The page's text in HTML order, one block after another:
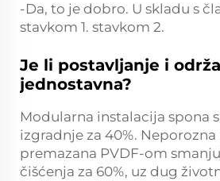
-Da, to je dobro. U skladu s
stavkom 1. stavkom 2.
Je li postavljanje i
jednostavna?
Modularna instalacija spona
izgradnje za 40%. Neporozna
premazana PVDF-om
čišćenja za 60%, uz dug